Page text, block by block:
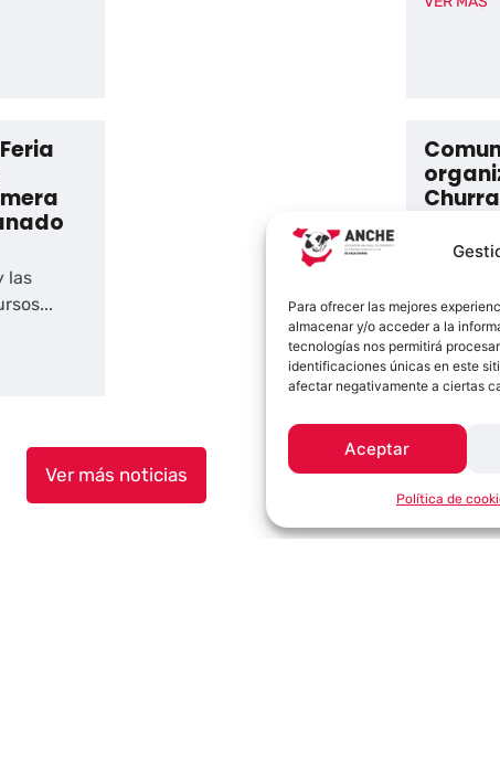
Para ofrecer las mejores
almacenar y/o acceder a la
tecnologías nos permitirá
identificaciones únicas en este
afectar negativamente a ciertas
Aceptar
Política de
las
Churra
y/o
VER MÁS
Ver más noticias